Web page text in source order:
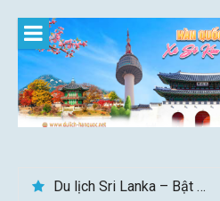
content
Du lịch Sri Lanka – Bật mí nên đi mùa nào đẹp